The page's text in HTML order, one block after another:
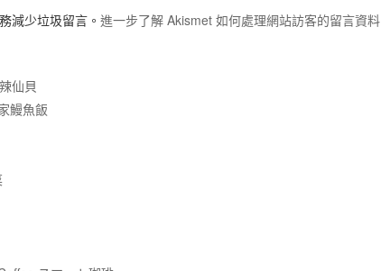
減少垃圾留言。 進一步了解 Akismet 如何處理網站訪客的留言資料
仙貝
鰻魚飯